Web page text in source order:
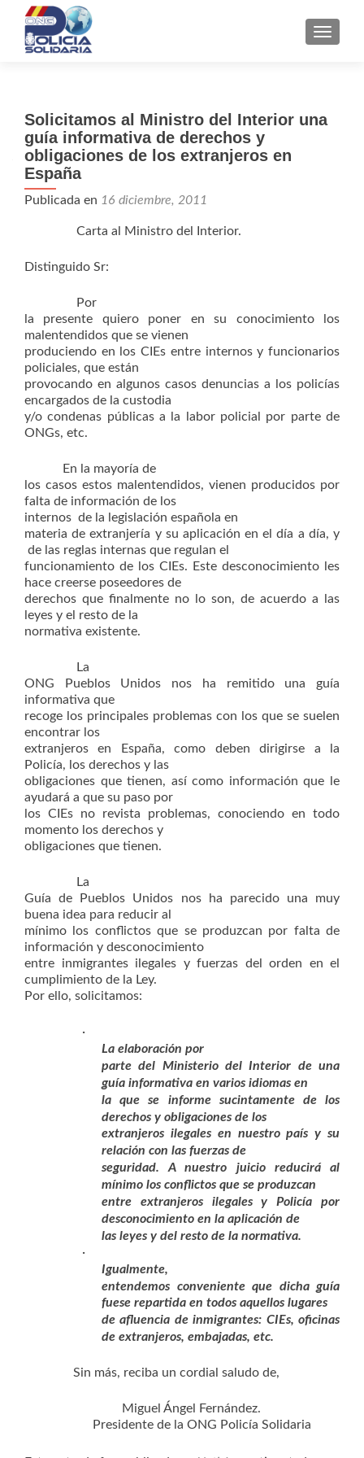
Solicitamos al Ministro del Interior una
guía informativa de derechos y
obligaciones de los extranjeros en
España
Publicada en 16 diciembre, 2011
Carta al Ministro del Interior.
Distinguido Sr:
Por
la presente quiero poner en su conocimiento los
malentendidos que se vienen
produciendo en los CIEs entre internos y funcionarios
policiales, que están
provocando en algunos casos denuncias a los policías
encargados de la custodia
y/o condenas públicas a la labor policial por parte de
ONGs, etc.
En la mayoría de
los casos estos malentendidos, vienen producidos por
falta de información de los
internos de la legislación española en
materia de extranjería y su aplicación en el día a día, y
de las reglas internas que regulan el
funcionamiento de los CIEs. Este desconocimiento les
hace creerse poseedores de
derechos que finalmente no lo son, de acuerdo a las
leyes y el resto de la
normativa existente.
La
ONG Pueblos Unidos nos ha remitido una guía
informativa que
recoge los principales problemas con los que se suelen
encontrar los
extranjeros en España, como deben dirigirse a la
Policía, los derechos y las
obligaciones que tienen, así como información que le
ayudará a que su paso por
los CIEs no revista problemas, conociendo en todo
momento los derechos y
obligaciones que tienen.
La
Guía de Pueblos Unidos nos ha parecido una muy
buena idea para reducir al
mínimo los conflictos que se produzcan por falta de
información y desconocimiento
entre inmigrantes ilegales y fuerzas del orden en el
cumplimiento de la Ley.
Por ello, solicitamos:
·
La elaboración por
parte del Ministerio del Interior de una
guía informativa en varios idiomas en
la que se informe sucintamente de los
derechos y obligaciones de los
extranjeros ilegales en nuestro país y su
relación con las fuerzas de
seguridad. A nuestro juicio reducirá al
mínimo los conflictos que se produzcan
entre extranjeros ilegales y Policía por
desconocimiento en la aplicación de
las leyes y del resto de la normativa.
·
Igualmente,
entendemos conveniente que dicha guía
fuese repartida en todos aquellos lugares
de afluencia de inmigrantes: CIEs, oficinas
de extranjeros, embajadas, etc.
Sin más, reciba un cordial saludo de,
Miguel Ángel Fernández.
Presidente de la ONG Policía Solidaria